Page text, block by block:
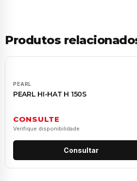
Produtos
PEARL
PEARL HI-HAT H 150S
CONSULTE
Verifique disponibilidade
Consultar